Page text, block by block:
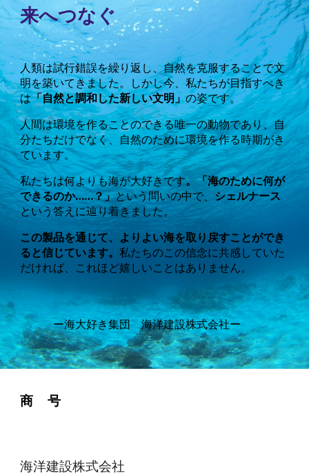
来へつなぐ
人類は試行錯誤を繰り返し、自然を克服することで文
明を築いてきました。しかし今、私たちが目指すべき
は「自然と調和した新しい文明」の姿です。
人間は環境を作ることのできる唯一の動物であり、自
分たちだけでなく、自然のために環境を作る時期がき
ています。
私たちは何よりも海が大好きです。「海のために何が
できるのか……？」という問いの中で、 シェルナース
という答えに辿り着きました。
この製品を通じて、よりよい海を取り戻すことができ
ると信じています。私たちのこの信念に共感していた
だければ、これほど嬉しいことはありません。
ー海大好き集団 海洋建設株式会社ー
商 号
海洋建設株式会社